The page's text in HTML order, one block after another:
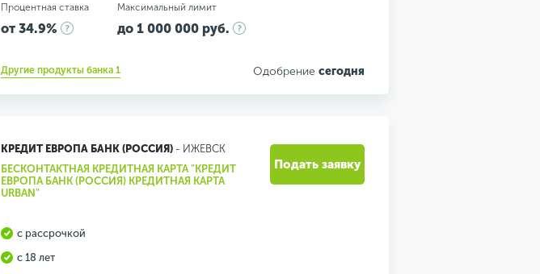
Процентная ставка
от 34.9%
Максимальный лимит
до 1 000 000 руб.
Другие продукты банка 1 Одобрение сегодня
КРЕДИТ ЕВРОПА БАНК (РОССИЯ)- ИЖЕВСК
БЕСКОНТАКТНАЯ КРЕДИТНАЯ КАРТА "КРЕДИТ
ЕВРОПА БАНК (РОССИЯ) КРЕДИТНАЯ КАРТА
URBAN"
с рассрочкой
с 18 лет
Подать заявку